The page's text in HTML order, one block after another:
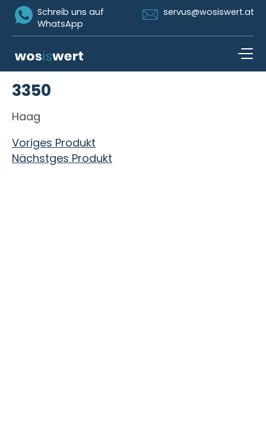
Icon Whatsapp
Schreib uns auf
WhatsApp
Icon Email
servus@wosiswert.at
3350
Haag
Beitragsnavigation
Voriges Produkt
Nächstges Produkt